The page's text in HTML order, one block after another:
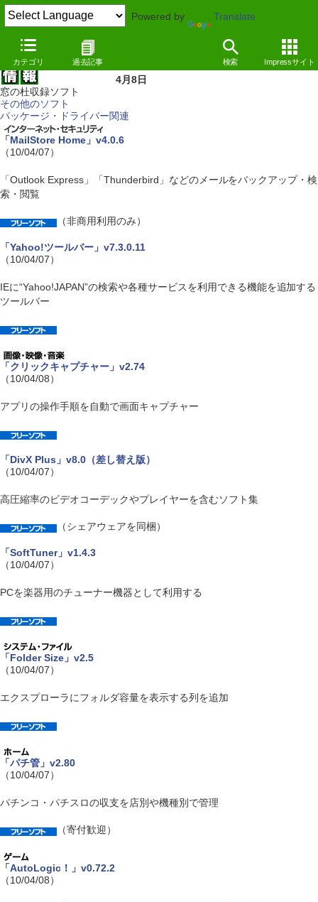
Powered by Translate
カテゴリ 過去記事 検索 Impressサイト
4月8日
窓の杜収録ソフト
その他のソフト
パッケージ・ドライバー関連
「MailStore Home」v4.0.6
（10/04/07）
「Outlook Express」「Thunderbird」などのメールをバックアップ・検
索・閲覧
（非商用利用のみ）
「Yahoo!ツールバー」v7.3.0.11
（10/04/07）
IEに“Yahoo!JAPAN”の検索や各種サービスを利用できる機能を追加する
ツールバー
「クリックキャプチャー」v2.74
（10/04/08）
アプリの操作手順を自動で画面キャプチャー
「DivX Plus」v8.0（差し替え版）
（10/04/07）
高圧縮率のビデオコーデックやプレイヤーを含むソフト集
（シェアウェアを同梱）
「SoftTuner」v1.4.3
（10/04/07）
PCを楽器用のチューナー機器として利用する
「Folder Size」v2.5
（10/04/07）
エクスプローラにフォルダ容量を表示する列を追加
「パチ管」v2.80
（10/04/07）
パチンコ・パチスロの収支を店別や機種別で管理
（寄付歓迎）
「AutoLogic！」v0.72.2
（10/04/08）